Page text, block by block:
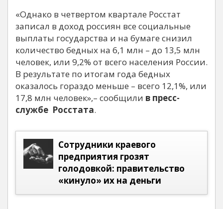
«Однако в четвертом квартале Росстат
записал в доход россиян все социальные
выплаты государства и на бумаге снизил
количество бедных на 6,1 млн – до 13,5 млн
человек, или 9,2% от всего населения России.
В результате по итогам года бедных
оказалось гораздо меньше – всего 12,1%, или
17,8 млн человек»,– сообщили в пресс-
службе Росстата.
Сотрудники краевого
предприятия грозят
голодовкой: правительство
«кинуло» их на деньги